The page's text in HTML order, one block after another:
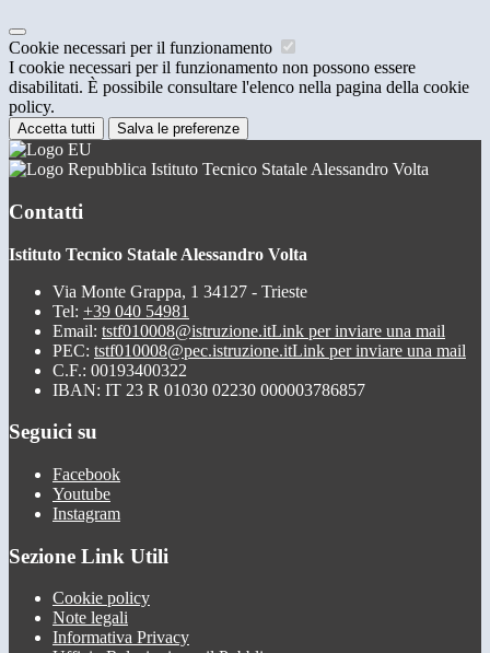
Cookie necessari per il funzionamento
I cookie necessari per il funzionamento non possono essere
disabilitati. È possibile consultare l'elenco nella pagina della cookie
policy.
Accetta tutti Salva le preferenze
Istituto Tecnico Statale Alessandro Volta
Contatti
Istituto Tecnico Statale Alessandro Volta
Via Monte Grappa, 1 34127 - Trieste
Tel: +39 040 54981
Email: tstf010008@istruzione.itLink per inviare una mail
PEC: tstf010008@pec.istruzione.itLink per inviare una mail
C.F.: 00193400322
IBAN: IT 23 R 01030 02230 000003786857
Seguici su
Facebook
Youtube
Instagram
Sezione Link Utili
Cookie policy
Note legali
Informativa Privacy